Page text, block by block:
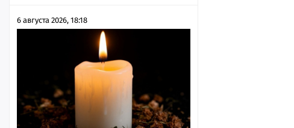
6 августа 2026, 18:18